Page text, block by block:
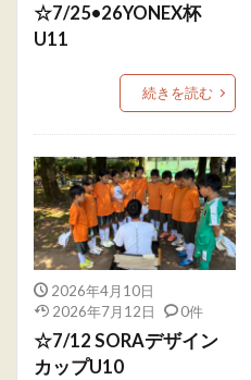
☆7/25•26YONEX杯
U11
続きを読む
2026年4月10日
2026年7月12日
0件
☆7/12 SORAデザイン
カップU10